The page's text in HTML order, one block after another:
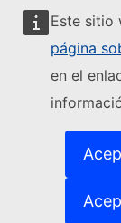
Este sitio
página
en el
Seguir a la
Contacto
Notificar una
Idiomas en
Política de
Aviso jurídico